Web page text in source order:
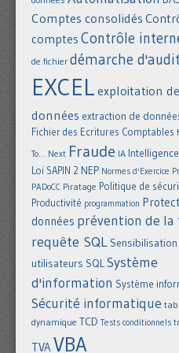
Comptes consolidés
comptes Contrôle
de fichier démarche d'audit
EXCEL exploitation
données extraction de
Fichier des Ecritures Comptables
To... Next Fraude IA
Loi SAPIN 2 NEP Normes d'Exercice
PADoCC Piratage Politique de
Productivité programmation
données prévention de la
requête SQL
utilisateurs SQLSystème
d'information Système
Sécurité informatique
dynamique TCD Tests conditionnels
TVAVBA